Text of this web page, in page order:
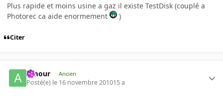
Plus rapide et moins usine a gaz il existe TestDisk (couplé a
Photorec ca aide enormement
)
Citer
Amour Ancien
Posté(e) le 16 novembre 201015 a